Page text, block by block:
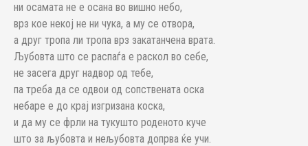
ни осамата не е осана во вишно небо,
врз кое некој не ни чука, а му се отвора,
а друг тропа ли тропа врз закатанчена врата.
Љубовта што се распаѓа е раскол во себе,
не засега друг надвор од тебе,
па треба да се одвои од сопствената оска
небаре е до крај изгризана коска,
и да му се фрли на тукушто роденото куче
што за љубовта и нељубовта допрва ќе учи.